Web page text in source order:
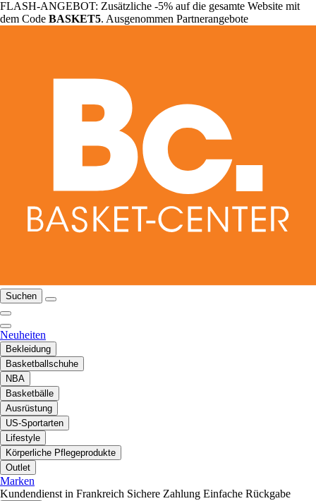
FLASH-ANGEBOT: Zusätzliche -5% auf die gesamte Website mit
dem Code BASKET5. Ausgenommen Partnerangebote
Suchen
Neuheiten
Bekleidung
Basketballschuhe
NBA
Basketbälle
Ausrüstung
US-Sportarten
Lifestyle
Körperliche Pflegeprodukte
Outlet
Marken
Kundendienst in Frankreich Sichere Zahlung Einfache Rückgabe